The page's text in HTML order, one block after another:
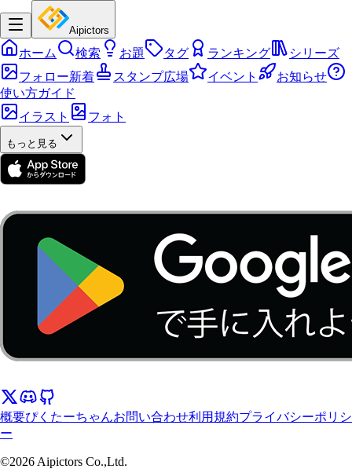
Aipictors
ホーム 検索 お題 タグ ランキング
シリーズ
フォロー新着
スタンプ広場 イベント
お知らせ
使い方ガイド
イラスト
フォト
もっと見る
概要ぴくたーちゃんお問い合わせ利用規約プライバシーポリシ
ー
©2026 Aipictors Co.,Ltd.